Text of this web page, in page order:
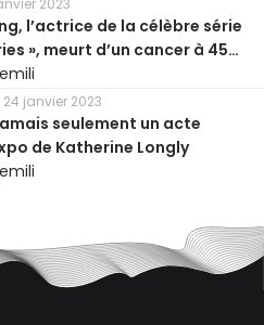
l’actrice de la célèbre série
», meurt d’un cancer à 45
24 janvier 2023
seulement un acte
de Katherine Longly